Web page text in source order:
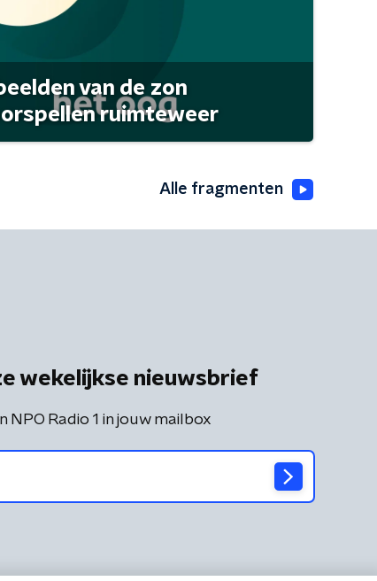
van de zon
ruimteweer
Alle fragmenten
wekelijkse nieuwsbrief
Radio 1 in jouw mailbox